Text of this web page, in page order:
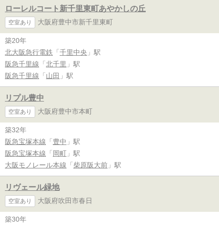
ローレルコート新千里東町あやかしの丘
空室あり 大阪府豊中市新千里東町
築20年
北大阪急行電鉄 「 千里中央 」駅
阪急千里線 「 北千里 」駅
阪急千里線 「 山田 」駅
リプル豊中
空室あり 大阪府豊中市本町
築32年
阪急宝塚本線 「 豊中 」駅
阪急宝塚本線 「 岡町 」駅
大阪モノレール本線 「 柴原阪大前 」駅
リヴェール緑地
空室あり 大阪府吹田市春日
築30年